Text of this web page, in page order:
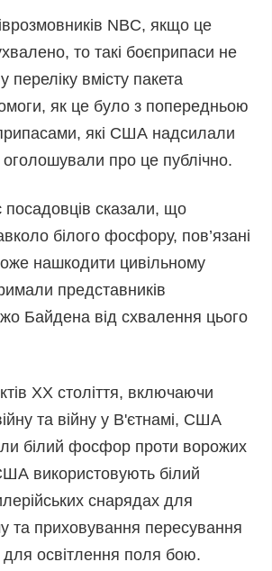
NBC, якщо це
то такі боєприпаси не
переліку вмісту пакета
як це було з попередньою
які США надсилали
оголошували про це публічно.
сказали, що
білого фосфору, пов’язані
нашкодити цивільному
представників
Байдена від схвалення цього
ХХ століття, включаючи
та війну у В'єтнамі, США
білий фосфор проти ворожих
використовують білий
снарядах для
та приховування пересування
для освітлення поля бою.